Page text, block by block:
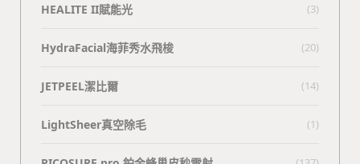
HEALITE II賦能光 (3)
HydraFacial海菲秀水飛梭 (20)
JETPEEL潔比爾 (14)
LightSheer真空除毛 (1)